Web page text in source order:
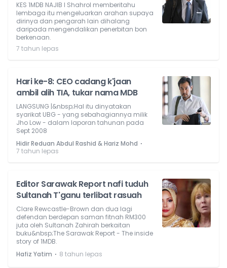
KES 1MDB NAJIB l Shahrol memberitahu
lembaga itu mengeluarkan arahan supaya
dirinya dan pengarah lain dihalang
daripada mengendalikan penerbitan bon
berkenaan.
7 tahun lepas
Hari ke-8: CEO cadang k'jaan
ambil alih TIA, tukar nama MDB
LANGSUNG |&nbsp;Hal itu dinyatakan
syarikat UBG - yang sebahagiannya milik
Jho Low - dalam laporan tahunan pada
Sept 2008
Hidir Reduan Abdul Rashid & Hariz Mohd ⋅
7 tahun lepas
Editor Sarawak Report nafi tuduh
Sultanah T'ganu terlibat rasuah
Clare Rewcastle-Brown dan dua lagi
defendan berdepan saman fitnah RM300
juta oleh Sultanah Zahirah berkaitan
buku&nbsp;The Sarawak Report - The inside
story of 1MDB.
Hafiz Yatim ⋅ 8 tahun lepas